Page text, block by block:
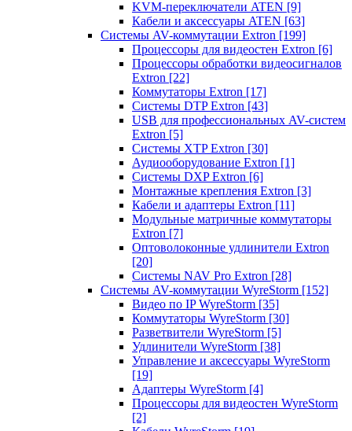
KVM-переключатели ATEN [9]
Кабели и аксессуары ATEN [63]
Системы AV-коммутации Extron [199]
Процессоры для видеостен Extron [6]
Процессоры обработки видеосигналов
Extron [22]
Коммутаторы Extron [17]
Системы DTP Extron [43]
USB для профессиональных AV-систем
Extron [5]
Системы XTP Extron [30]
Аудиооборудование Extron [1]
Системы DXP Extron [6]
Монтажные крепления Extron [3]
Кабели и адаптеры Extron [11]
Модульные матричные коммутаторы
Extron [7]
Оптоволоконные удлинители Extron
[20]
Системы NAV Pro Extron [28]
Системы AV-коммутации WyreStorm [152]
Видео по IP WyreStorm [35]
Коммутаторы WyreStorm [30]
Разветвители WyreStorm [5]
Удлинители WyreStorm [38]
Управление и аксессуары WyreStorm
[19]
Адаптеры WyreStorm [4]
Процессоры для видеостен WyreStorm
[2]